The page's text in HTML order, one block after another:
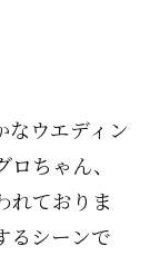
なウエディン
ちゃん、
れておりま
るシーンで